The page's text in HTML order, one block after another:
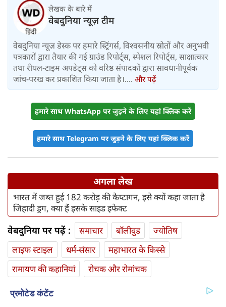
लेखक के बारे में
वेबदुनिया न्यूज़ टीम
वेबदुनिया न्यूज़ डेस्क पर हमारे स्ट्रिंगर्स, विश्वसनीय स्रोतों और अनुभवी
पत्रकारों द्वारा तैयार की गई ग्राउंड रिपोर्ट्स, स्पेशल रिपोर्ट्स, साक्षात्कार
तथा रीयल-टाइम अपडेट्स को वरिष्ठ संपादकों द्वारा सावधानीपूर्वक
जांच-परख कर प्रकाशित किया जाता है।.... और पढ़ें
हमारे साथ WhatsApp पर जुड़ने के लिए यहां क्लिक करें
हमारे साथ Telegram पर जुड़ने के लिए यहां क्लिक करें
अगला लेख
भारत में जब्त हुई 182 करोड़ की कैप्टागन, इसे क्यों कहा जाता है
जिहादी ड्रग, क्या हैं इसके साइड इफेक्ट
वेबदुनिया पर पढ़ें : समाचार बॉलीवुड
ज्योतिष
लाइफ स्‍टाइल
धर्म-संसार
महाभारत के किस्से
रामायण की कहानियां
रोचक और रोमांचक